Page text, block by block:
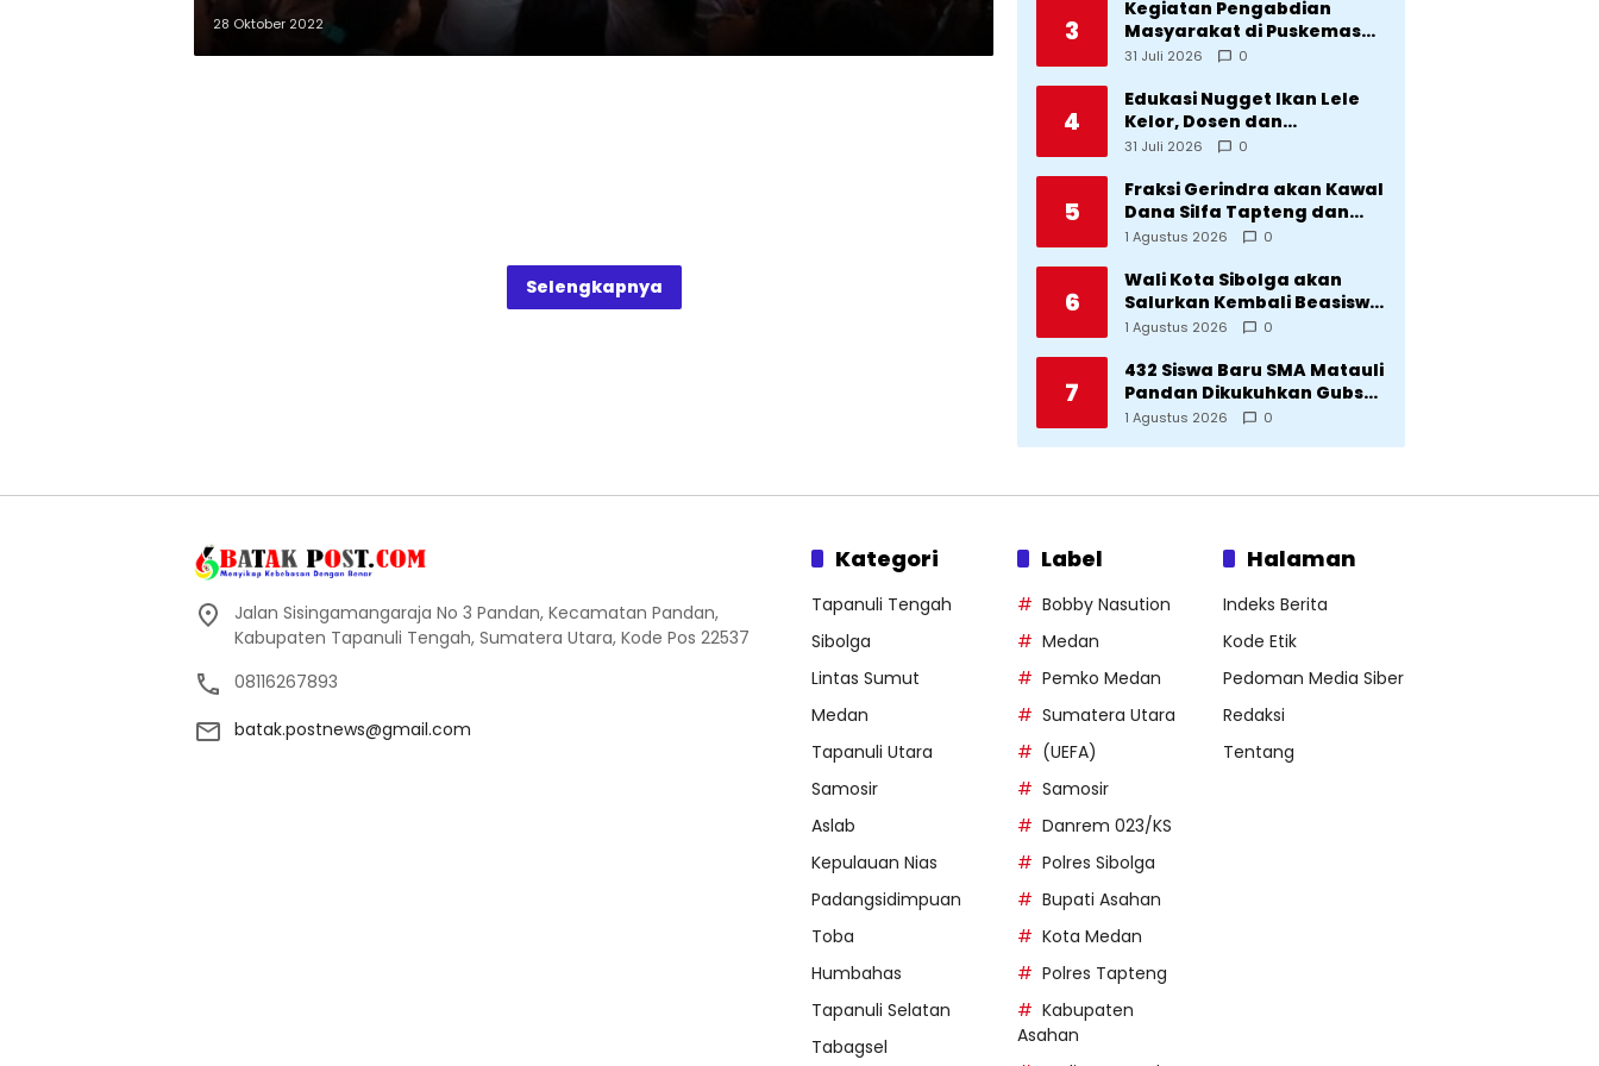
28 Oktober 2022
Selengkapnya
3
Kegiatan Pengabdian
Masyarakat di Puskemas
Sitadatada
31 Juli 2026 0
4
Edukasi Nugget Ikan Lele
Kelor, Dosen dan
Mahasiswa Dorong
Desa Silangkitang
Kecamatan Pahae Jae
31 Juli 2026 0
5
Fraksi Gerindra akan Kawal
Dana Silfa Tapteng dan
TKD Rp298 Miliar: Jangan
dan Provinsi Diklaim
Kerjaan Tapteng
1 Agustus 2026 0
6
Wali Kota Sibolga akan
Salurkan Kembali Beasiswa
Rp1 Miliar: Diproritaskan
Bencana
1 Agustus 2026 0
7
432 Siswa Baru SMA Matauli
Pandan Dikukuhkan Gubsu:
32 Tahun Matauli Cetak
1 Agustus 2026 0
Jalan Sisingamangaraja No 3 Pandan, Kecamatan Pandan,
Kabupaten Tapanuli Tengah, Sumatera Utara, Kode Pos 22537
08116267893
batak.postnews@gmail.com
Kategori
Tapanuli Tengah
Sibolga
Lintas Sumut
Medan
Tapanuli Utara
Samosir
Aslab
Kepulauan Nias
Padangsidimpuan
Toba
Humbahas
Tapanuli Selatan
Tabagsel
Label
Bobby Nasution
Medan
Pemko Medan
Sumatera Utara
(UEFA)
Samosir
Danrem 023/KS
Polres Sibolga
Bupati Asahan
Kota Medan
Polres Tapteng
Kabupaten
Asahan
Halaman
Indeks Berita
Kode Etik
Pedoman Media Siber
Redaksi
Tentang